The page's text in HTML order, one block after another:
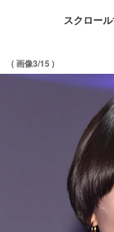
スクロー
( 画像3/15 )